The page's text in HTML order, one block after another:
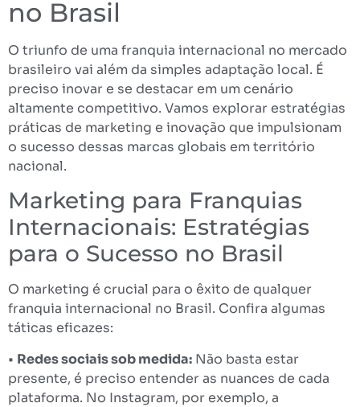
no Brasil
O triunfo de uma franquia internacional no mercado
brasileiro vai além da simples adaptação local. É
preciso inovar e se destacar em um cenário
altamente competitivo. Vamos explorar estratégias
práticas de marketing e inovação que impulsionam
o sucesso dessas marcas globais em território
nacional.
Marketing para Franquias
Internacionais: Estratégias
para o Sucesso no Brasil
O marketing é crucial para o êxito de qualquer
franquia internacional no Brasil. Confira algumas
táticas eficazes:
• Redes sociais sob medida: Não basta estar
presente, é preciso entender as nuances de cada
plataforma. No Instagram, por exemplo, a